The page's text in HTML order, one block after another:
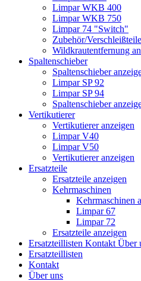
Limpar WKB 400
Limpar WKB 750
Limpar 74 "Switch"
Zubehör/Verschleißteile
Wildkrautentfernung
Spaltenschieber
Spaltenschieber
Limpar SP 92
Limpar SP 94
Spaltenschieber
Vertikutierer
Vertikutierer anzeigen
Limpar V40
Limpar V50
Vertikutierer anzeigen
Ersatzteile
Ersatzteile anzeigen
Kehrmaschinen
Kehrmaschinen
Limpar 67
Limpar 72
Ersatzteile anzeigen
Ersatzteillisten Kontakt Über
Ersatzteillisten
Kontakt
Über uns